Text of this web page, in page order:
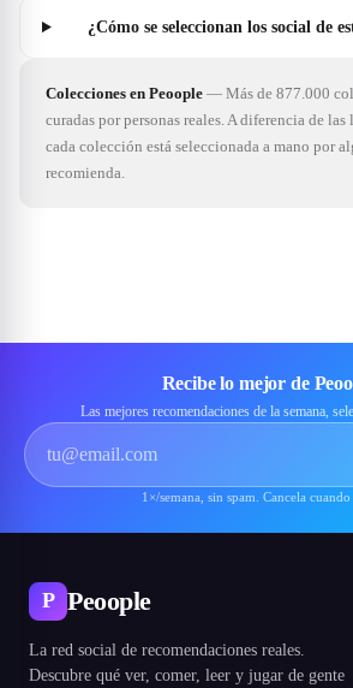
¿Cómo se seleccionan los social de
Colecciones en Peoople — Más de 877.000
curadas por personas reales. A diferencia de
cada colección está seleccionada a mano por
recomienda.
Recibe lo mejor de
Las mejores recomendaciones de la semana,
1×/semana, sin spam. Cancela cuando
P Peoople
La red social de recomendaciones reales.
Descubre qué ver, comer, leer y jugar de gente